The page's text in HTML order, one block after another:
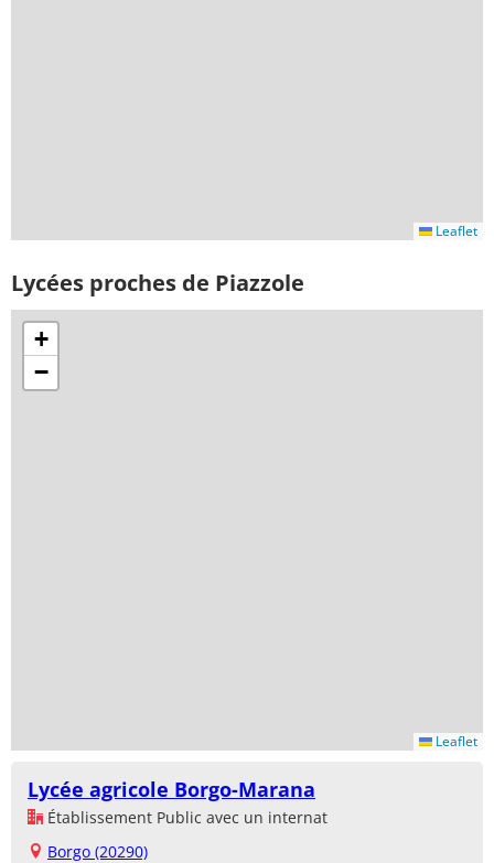
Leaflet
Lycées proches de Piazzole
+
−
Leaflet
Lycée agricole Borgo-Marana
Établissement Public avec un internat
Borgo (20290)